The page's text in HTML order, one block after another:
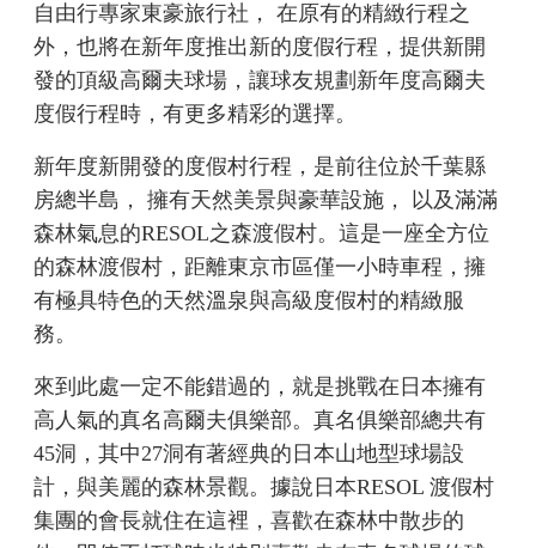
自由行專家東豪旅行社， 在原有的精緻行程之
外，也將在新年度推出新的度假行程，提供新開
發的頂級高爾夫球場，讓球友規劃新年度高爾夫
度假行程時，有更多精彩的選擇。
新年度新開發的度假村行程，是前往位於千葉縣
房總半島， 擁有天然美景與豪華設施， 以及滿滿
森林氣息的RESOL之森渡假村。這是一座全方位
的森林渡假村，距離東京市區僅一小時車程，擁
有極具特色的天然溫泉與高級度假村的精緻服
務。
來到此處一定不能錯過的，就是挑戰在日本擁有
高人氣的真名高爾夫俱樂部。真名俱樂部總共有
45洞，其中27洞有著經典的日本山地型球場設
計，與美麗的森林景觀。據說日本RESOL 渡假村
集團的會長就住在這裡，喜歡在森林中散步的